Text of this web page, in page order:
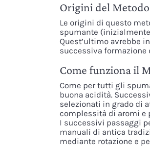
Origini del
Le origini di questo
spumante (inizialmente
Quest’ultimo avrebbe
successiva formazione
Come funziona il
Come per tutti gli
buona acidità.
selezionati in grado di
complessità di aromi e
I successivi passaggi
manuali di antica
mediante rotazione e